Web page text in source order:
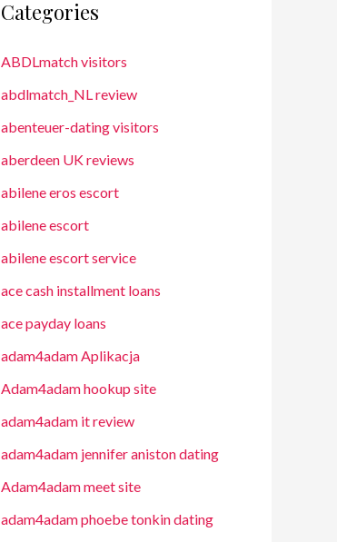
Categories
ABDLmatch visitors
abdlmatch_NL review
abenteuer-dating visitors
aberdeen UK reviews
abilene eros escort
abilene escort
abilene escort service
ace cash installment loans
ace payday loans
adam4adam Aplikacja
Adam4adam hookup site
adam4adam it review
adam4adam jennifer aniston dating
Adam4adam meet site
adam4adam phoebe tonkin dating